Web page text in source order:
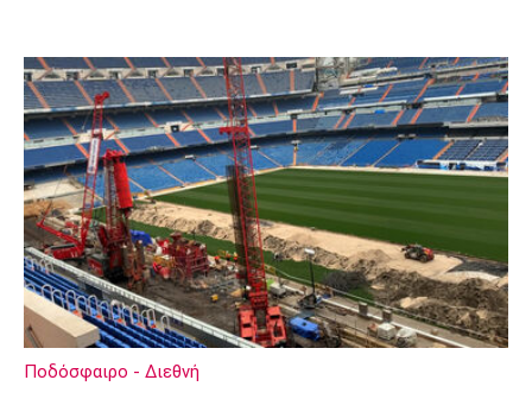
Ποδόσφαιρο - Διεθνή